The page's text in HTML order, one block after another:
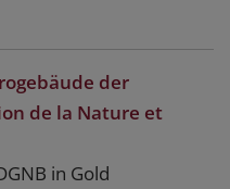
der
de la Nature et
in Gold